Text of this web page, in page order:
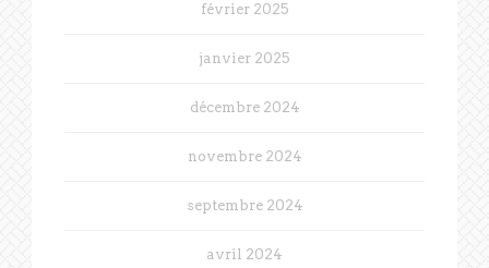
février 2025
janvier 2025
décembre 2024
novembre 2024
septembre 2024
avril 2024